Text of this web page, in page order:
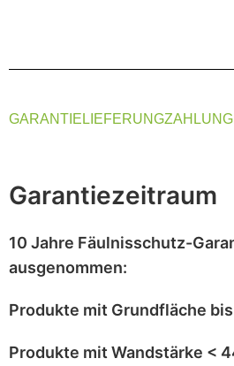
GARANTIE LIEFERUNGZAHLUNG
Garantiezeitraum
10 Jahre Fäulnisschutz-
ausgenommen:
Produkte mit Grundfläche bis
Produkte mit Wandstärke <